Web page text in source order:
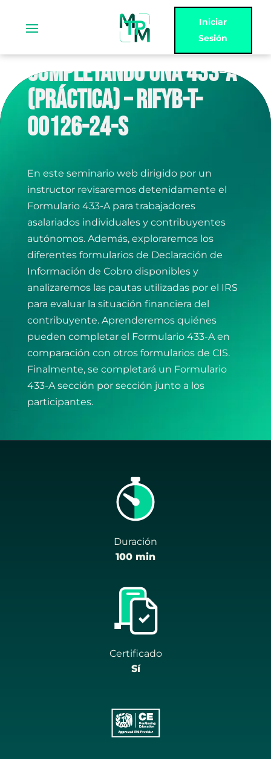
Iniciar
Sesión
COMPLETANDO UNA 433-A
(PRÁCTICA) – RIFYB-T-
00126-24-S
En este seminario web dirigido por un
instructor revisaremos detenidamente el
Formulario 433-A para trabajadores
asalariados individuales y contribuyentes
autónomos. Además, exploraremos los
diferentes formularios de Declaración de
Información de Cobro disponibles y
analizaremos las pautas utilizadas por el IRS
para evaluar la situación financiera del
contribuyente. Aprenderemos quiénes
pueden completar el Formulario 433-A en
comparación con otros formularios de CIS.
Finalmente, se completará un Formulario
433-A sección por sección junto a los
participantes.
Duración
100 min
Certificado
Sí